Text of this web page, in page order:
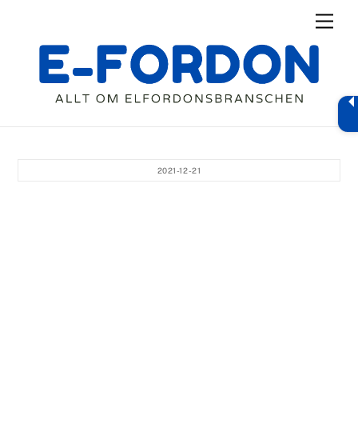
content
2021-12-21